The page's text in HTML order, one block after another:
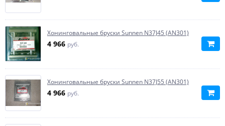
Хонинговальные бруски Sunnen N37J45 (AN301)
4 966 руб.
Хонинговальные бруски Sunnen N37J55 (AN301)
4 966 руб.